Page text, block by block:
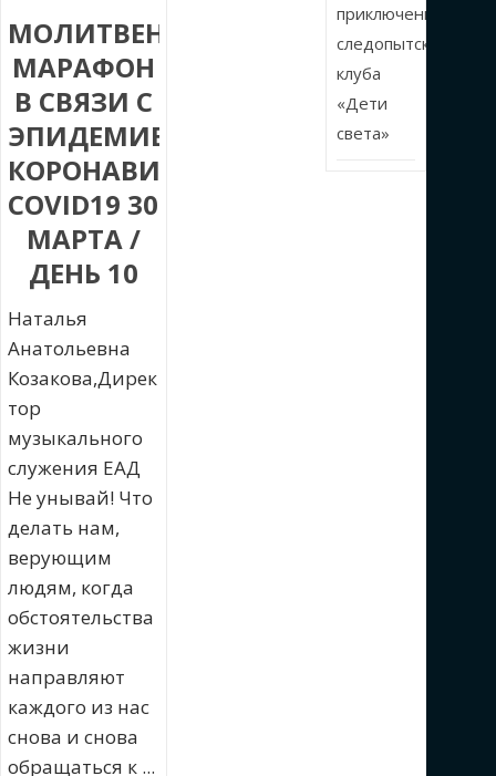
МОЛИТВЕННЫЙ
МАРАФОН
В СВЯЗИ С
ЭПИДЕМИЕЙ
КОРОНАВИРУСА
COVID19 30
МАРТА /
ДЕНЬ 10
Наталья
Анатольевна
Козакова,Дирек
тор
музыкального
служения ЕАД
Не унывай! Что
делать нам,
верующим
людям, когда
обстоятельства
жизни
направляют
каждого из нас
снова и снова
обращаться к ...
приключения
следопытского
клуба
«Дети
света»